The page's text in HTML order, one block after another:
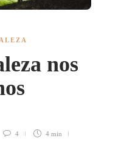
nos
4
4 min